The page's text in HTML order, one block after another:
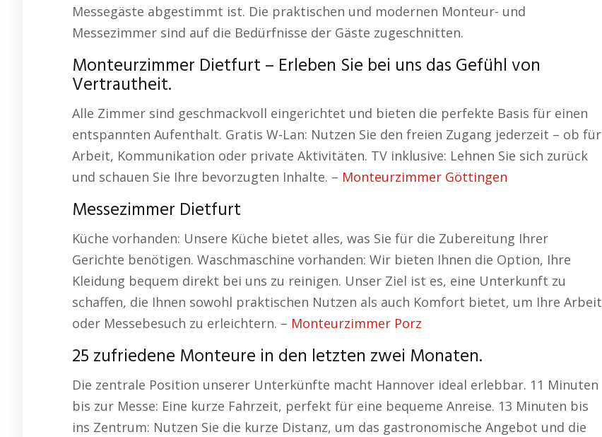
Messegäste abgestimmt ist. Die praktischen und modernen Monteur- und
Messezimmer sind auf die Bedürfnisse der Gäste zugeschnitten.
Monteurzimmer Dietfurt – Erleben Sie bei uns das Gefühl von
Vertrautheit.
Alle Zimmer sind geschmackvoll eingerichtet und bieten die perfekte Basis für einen
entspannten Aufenthalt. Gratis W-Lan: Nutzen Sie den freien Zugang jederzeit – ob für
Arbeit, Kommunikation oder private Aktivitäten. TV inklusive: Lehnen Sie sich zurück
und schauen Sie Ihre bevorzugten Inhalte. – Monteurzimmer Göttingen
Messezimmer Dietfurt
Küche vorhanden: Unsere Küche bietet alles, was Sie für die Zubereitung Ihrer
Gerichte benötigen. Waschmaschine vorhanden: Wir bieten Ihnen die Option, Ihre
Kleidung bequem direkt bei uns zu reinigen. Unser Ziel ist es, eine Unterkunft zu
schaffen, die Ihnen sowohl praktischen Nutzen als auch Komfort bietet, um Ihre Arbeit
oder Messebesuch zu erleichtern. – Monteurzimmer Porz
25 zufriedene Monteure in den letzten zwei Monaten.
Die zentrale Position unserer Unterkünfte macht Hannover ideal erlebbar. 11 Minuten
bis zur Messe: Eine kurze Fahrzeit, perfekt für eine bequeme Anreise. 13 Minuten bis
ins Zentrum: Nutzen Sie die kurze Distanz, um das gastronomische Angebot und die